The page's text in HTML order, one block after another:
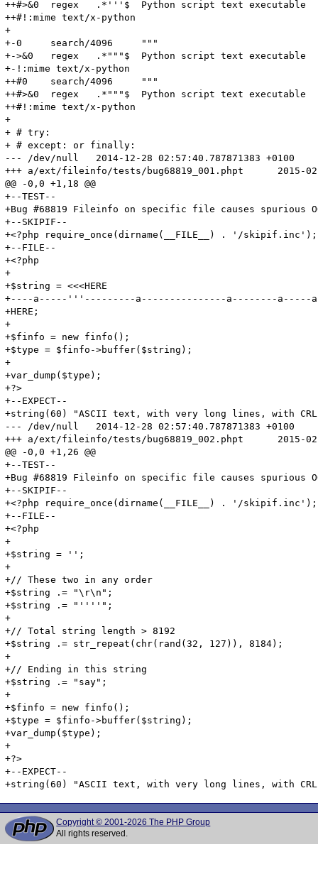
Copyright © 2001-2026 The PHP Group
All rights reserved.